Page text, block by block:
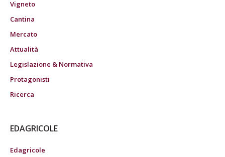
Vigneto
Cantina
Mercato
Attualità
Legislazione & Normativa
Protagonisti
Ricerca
EDAGRICOLE
Edagricole